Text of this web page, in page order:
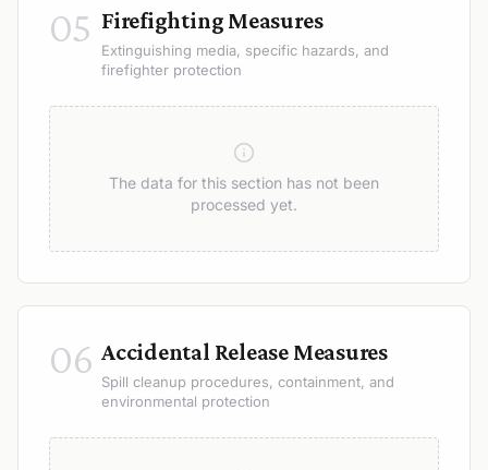
05 Firefighting Measures
Extinguishing media, specific hazards, and
firefighter protection
The data for this section has not been
processed yet.
06 Accidental Release Measures
Spill cleanup procedures, containment, and
environmental protection